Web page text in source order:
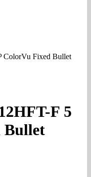
ColorVu Fixed Bullet
F 5
Bullet